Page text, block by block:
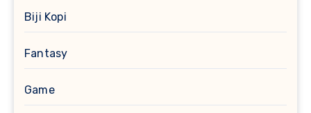
Biji Kopi
Fantasy
Game